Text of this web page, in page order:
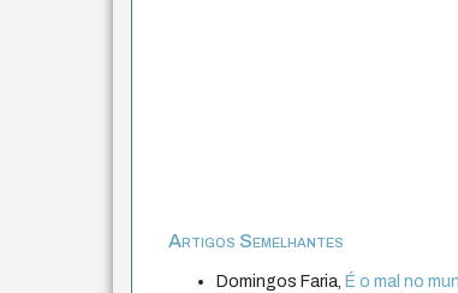
Artigos Semelhantes
Domingos Faria, É o mal no